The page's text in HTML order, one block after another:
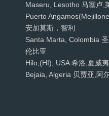
Maseru, Lesotho 马塞卢,
Puerto
安加莫斯，智利
Santa Marta, Colombia
伦比亚
Hilo,(HI), USA 希洛,夏威
Bejaia, Algeria 贝贾亚,阿